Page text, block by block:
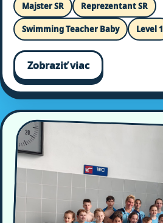
Majster SR Reprezentant SR
Swimming Teacher Baby Level 1
Zobraziť viac